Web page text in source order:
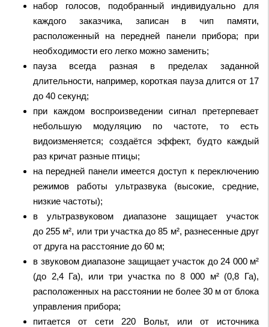
набор голосов, подобранный индивидуально для
каждого заказчика, записан в чип памяти,
расположенный на передней панели прибора; при
необходимости его легко можно заменить;
пауза всегда разная в пределах заданной
длительности, например, короткая пауза длится от 17
до 40 секунд;
при каждом воспроизведении сигнал претерпевает
небольшую модуляцию по частоте, то есть
видоизменяется; создаётся эффект, будто каждый
раз кричат разные птицы;
на передней панели имеется доступ к переключению
режимов работы ультразвука (высокие, средние,
низкие частоты);
в ультразвуковом диапазоне защищает участок
до 255 м², или три участка до 85 м², разнесенные друг
от друга на расстояние до 60 м;
в звуковом диапазоне защищает участок до 24 000 м²
(до 2,4 Га), или три участка по 8 000 м² (0,8 Га),
расположенных на расстоянии не более 30 м от блока
управления прибора;
питается от сети 220 Вольт, или от источника